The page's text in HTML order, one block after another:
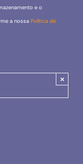
e o
a nossa Política de
×